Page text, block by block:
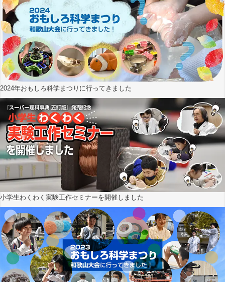
2024年おもしろ科学まつりに行ってきました
小学生わくわく実験工作セミナーを開催しました